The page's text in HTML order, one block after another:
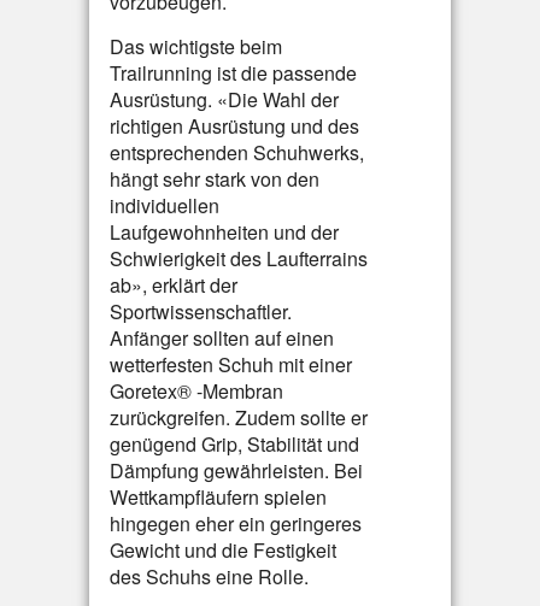
Das wichtigste beim
Trailrunning ist die passende
Ausrüstung. «Die Wahl der
richtigen Ausrüstung und des
entsprechenden Schuhwerks,
hängt sehr stark von den
individuellen
Laufgewohnheiten und der
Schwierigkeit des Laufterrains
ab», erklärt der
Sportwissenschaftler.
Anfänger sollten auf einen
wetterfesten Schuh mit einer
Goretex® -Membran
zurückgreifen. Zudem sollte er
genügend Grip, Stabilität und
Dämpfung gewährleisten. Bei
Wettkampfläufern spielen
hingegen eher ein geringeres
Gewicht und die Festigkeit
des Schuhs eine Rolle.